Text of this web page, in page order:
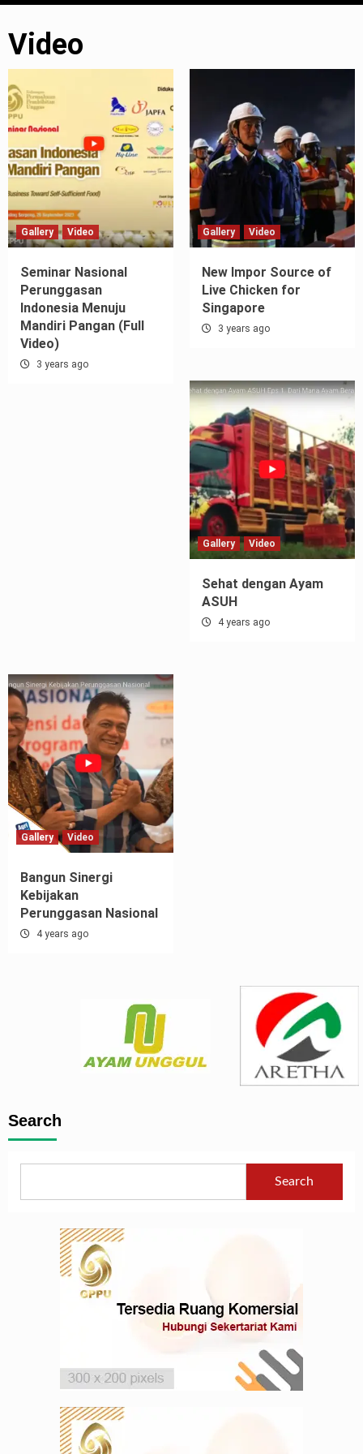
Video
Gallery Video
Seminar Nasional
Perunggasan
Indonesia Menuju
Mandiri Pangan (Full
Video)
3 years ago
Gallery Video
New Impor Source of
Live Chicken for
Singapore
3 years ago
Gallery Video
Sehat dengan Ayam
ASUH
4 years ago
Gallery Video
Bangun Sinergi
Kebijakan
Perunggasan Nasional
4 years ago
Search
Search